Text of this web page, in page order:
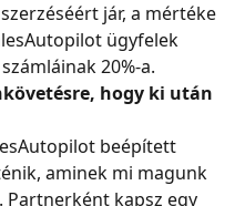
jár, a mértéke
ügyfelek
20%-a.
hogy ki után
beépített
aminek mi magunk
Partnerként kapsz egy